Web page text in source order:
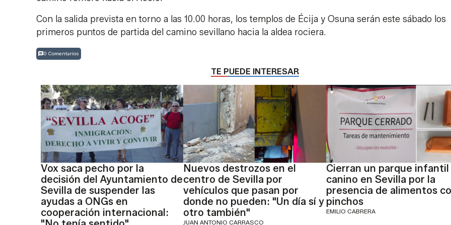
Con la salida prevista en torno a las 10.00 horas, los templos de Écija y Osuna serán este sábado los
primeros puntos de partida del camino sevillano hacia la aldea rociera.
0 Comentarios
TE PUEDE INTERESAR
Vox saca pecho por la
decisión del Ayuntamiento de
Sevilla de suspender las
ayudas a ONGs en
cooperación internacional:
Nuevos destrozos en el
centro de Sevilla por
vehículos que pasan por
donde no pueden: "Un día sí y
otro también"
JUAN ANTONIO CARRASCO
Cierran un parque infantil
canino en Sevilla por la
presencia de alimentos
pinchos
EMILIO CABRERA